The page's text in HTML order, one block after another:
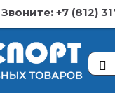
Звоните: +7 (812)